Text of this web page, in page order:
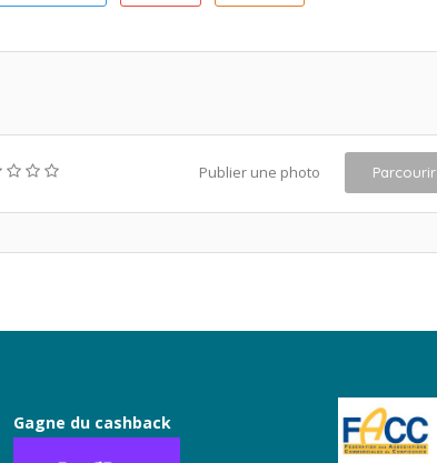
Publier une photo Parcourir
Gagne du cashback